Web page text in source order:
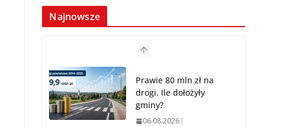
Najnowsze
Prawie 80 mln zł na
drogi. Ile dołożyły
gminy?
06.08.2026